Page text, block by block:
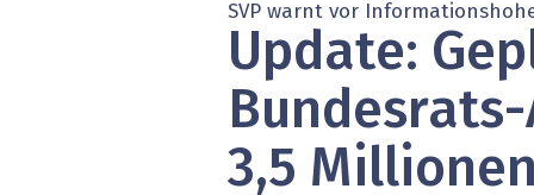
Studien
Meinungen
Hands-on
Best
SAP
SVP warnt vor
Update:
3,5